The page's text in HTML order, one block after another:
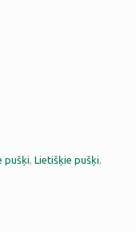
pušķi Lietišķie pušķi